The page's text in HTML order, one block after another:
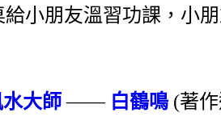
小朋友溫習功課，小
水大師—— 白鶴鳴 (著